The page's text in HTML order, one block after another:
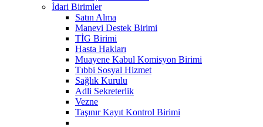
İdari Birimler
Satın Alma
Manevi Destek Birimi
TİG Birimi
Hasta Hakları
Muayene Kabul Komisyon Birimi
Tıbbi Sosyal Hizmet
Sağlık Kurulu
Adli Sekreterlik
Vezne
Taşınır Kayıt Kontrol Birimi